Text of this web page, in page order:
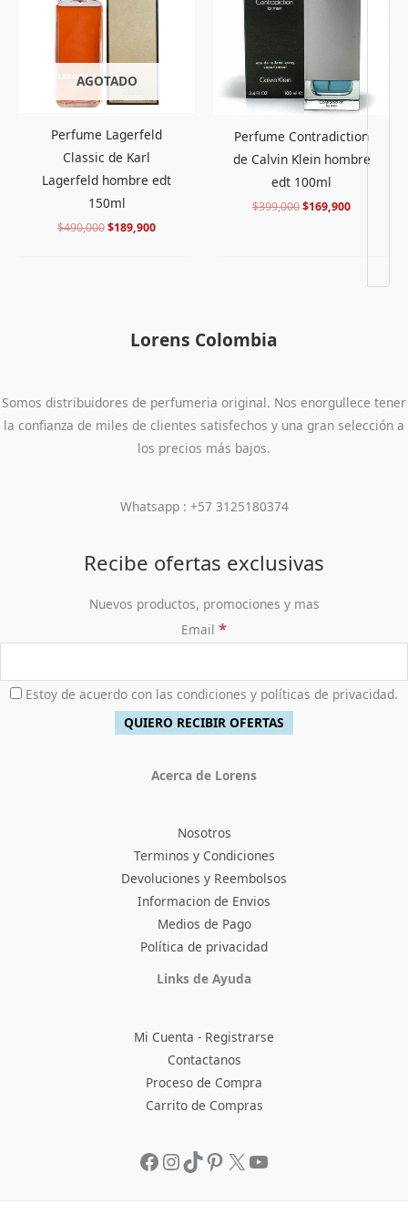
AGOTADO
Perfume Lagerfeld
Classic de Karl
Lagerfeld hombre edt
150ml
$490,000$189,900
Perfume Contradiction
de Calvin Klein hombre
edt 100ml
$399,000$169,900
Lorens Colombia
Somos distribuidores de perfumeria original. Nos enorgullece tener
la confianza de miles de clientes satisfechos y una gran selección a
los precios más bajos.
Whatsapp : +57 3125180374
Recibe ofertas exclusivas
Nuevos productos, promociones y mas
Email *
Estoy de acuerdo con las condiciones y políticas de privacidad.
Acerca de Lorens
Nosotros
Terminos y Condiciones
Devoluciones y Reembolsos
Informacion de Envios
Medios de Pago
Política de privacidad
Links de Ayuda
Mi Cuenta - Registrarse
Contactanos
Proceso de Compra
Carrito de Compras
Facebook
Instagram
TikTokPinterest